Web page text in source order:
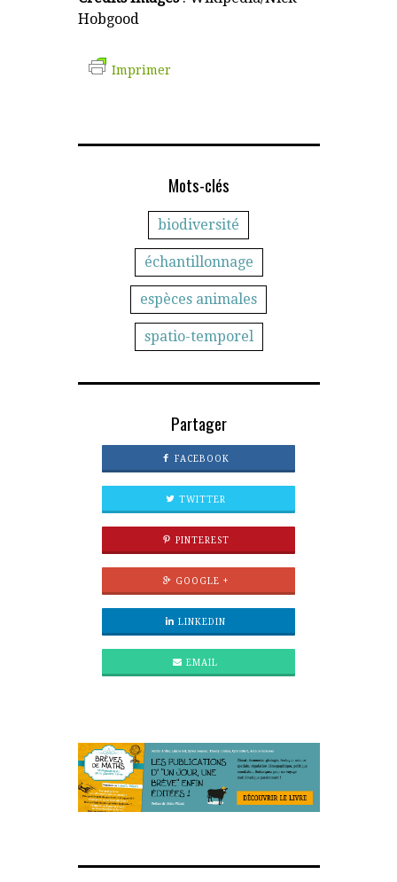
Hobgood
Imprimer
Mots-clés
biodiversité
échantillonnage
espèces animales
spatio-temporel
Partager
FACEBOOK
TWITTER
PINTEREST
GOOGLE +
LINKEDIN
EMAIL